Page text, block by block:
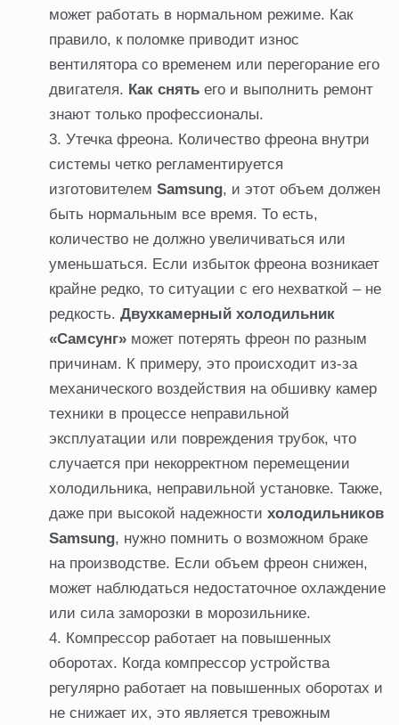
может работать в нормальном режиме. Как
правило, к поломке приводит износ
вентилятора со временем или перегорание его
двигателя. Как снять его и выполнить ремонт
знают только профессионалы.
Утечка фреона. Количество фреона внутри
системы четко регламентируется
изготовителем Samsung, и этот объем должен
быть нормальным все время. То есть,
количество не должно увеличиваться или
уменьшаться. Если избыток фреона возникает
крайне редко, то ситуации с его нехваткой – не
редкость. Двухкамерный холодильник
«Самсунг» может потерять фреон по разным
причинам. К примеру, это происходит из-за
механического воздействия на обшивку камер
техники в процессе неправильной
эксплуатации или повреждения трубок, что
случается при некорректном перемещении
холодильника, неправильной установке. Также,
даже при высокой надежности холодильников
Samsung, нужно помнить о возможном браке
на производстве. Если объем фреон снижен,
может наблюдаться недостаточное охлаждение
или сила заморозки в морозильнике.
Компрессор работает на повышенных
оборотах. Когда компрессор устройства
регулярно работает на повышенных оборотах и
не снижает их, это является тревожным